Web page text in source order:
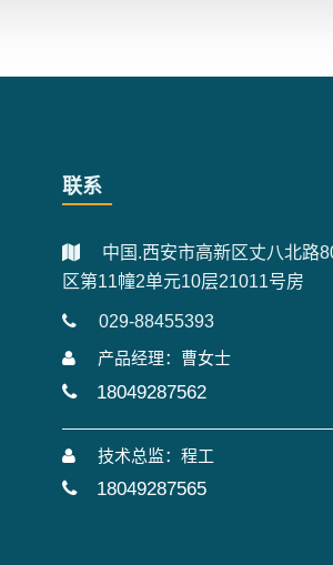
联系
中国.西安市高新区丈八北路
区第11幢2单元10层21011号房
029-88455393
产品经理：曹女士
18049287562
技术总监：程工
18049287565